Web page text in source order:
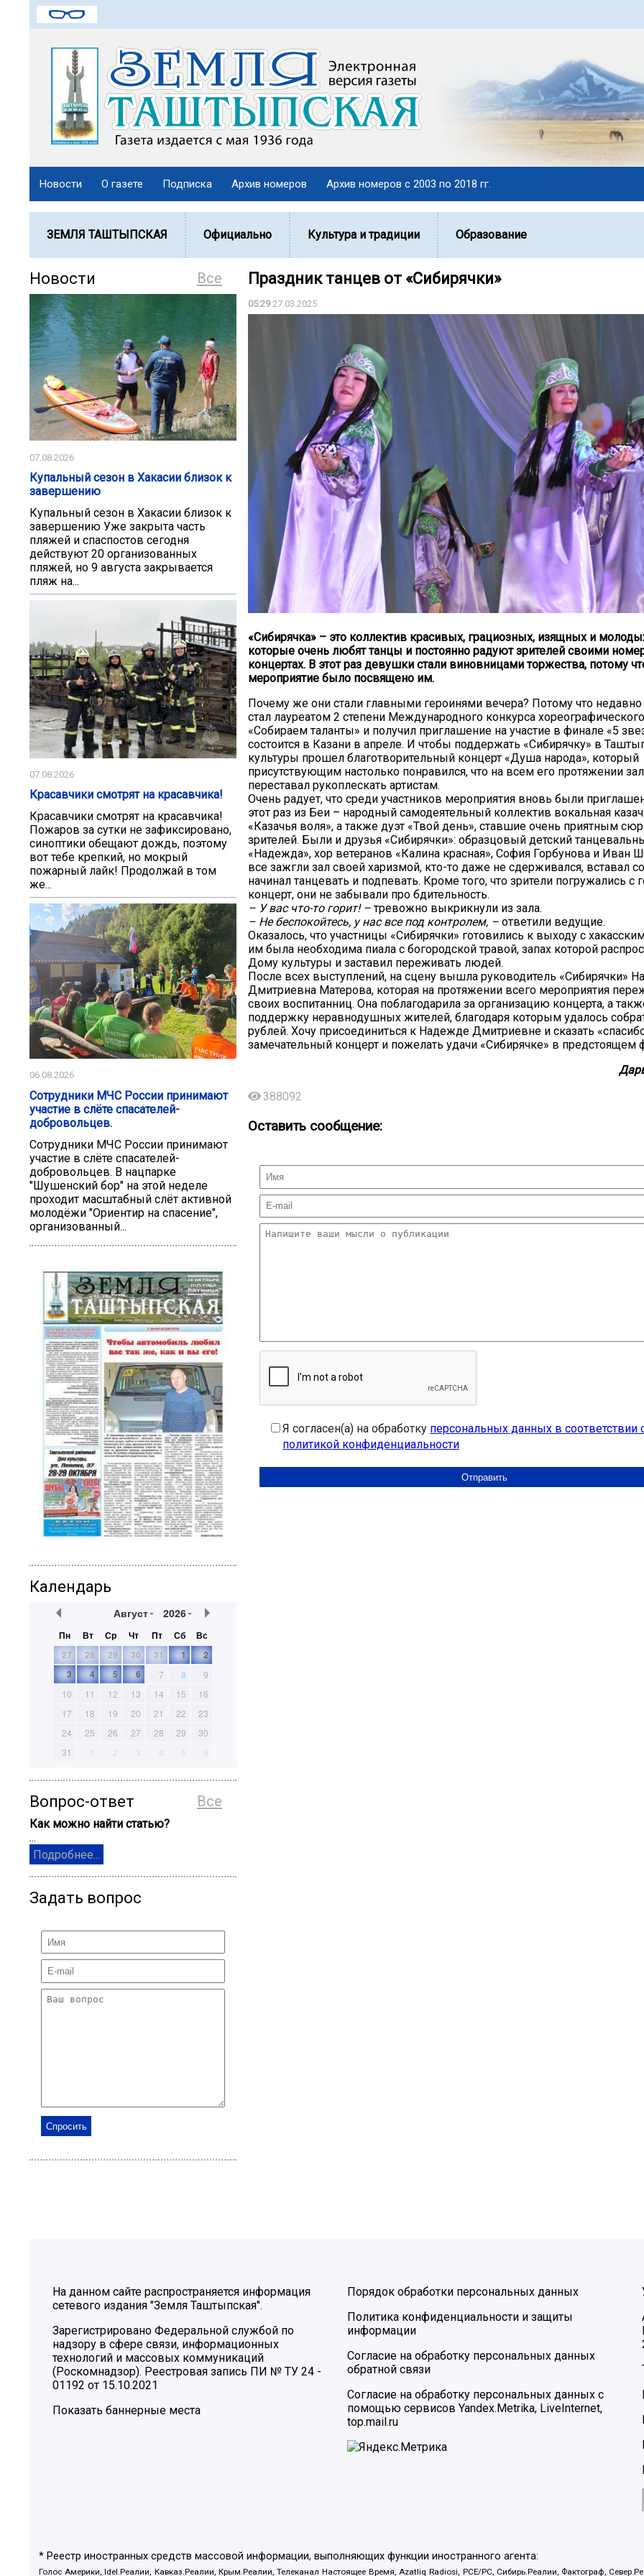
Новости О газете Подписка Архив номеров Архив номеров с 2003 по 2018 гг.
ЗЕМЛЯ ТАШТЫПСКАЯ Официально Культура и традиции Образование
Все
Новости
07.08.2026
Купальный сезон в Хакасии близок к
завершению
Купальный сезон в Хакасии близок к
завершению Уже закрыта часть
пляжей и спаспостов сегодня
действуют 20 организованных
пляжей, но 9 августа закрывается
пляж на...
07.08.2026
Красавчики смотрят на красавчика!
Красавчики смотрят на красавчика!
Пожаров за сутки не зафиксировано,
синоптики обещают дождь, поэтому
вот тебе крепкий, но мокрый
пожарный лайк! Продолжай в том
же...
06.08.2026
Сотрудники МЧС России принимают
участие в слёте спасателей-
добровольцев.
Сотрудники МЧС России принимают
участие в слёте спасателей-
добровольцев. В нацпарке
"Шушенский бор" на этой неделе
проходит масштабный слёт активной
молодёжи "Ориентир на спасение",
организованный...
Календарь
Август 2026
Пн Вт Ср Чт Пт Сб
Вс
27
28 29 30 31 1
2
3
4 5 6 7 8
9
10
11 12 13 14 15
16
17
18 19 20 21 22
23
24
25 26 27 28 29
30
31
1 2 3 4 5 6
Все
Вопрос-ответ
Как можно найти статью?
...
Подробнее...
Задать вопрос
Праздник танцев от «Сибирячки»
05:2927.03.2025
«Сибирячка» – это коллектив красивых, грациозных, изящных и
которые очень любят танцы и постоянно радуют зрителей своими
концертах. В этот раз девушки стали виновницами торжества, потому
мероприятие было посвящено им.
Почему же они стали главными героинями вечера? Потому что
стал лауреатом 2 степени Международного конкурса
«Собираем таланты» и получил приглашение на участие в финале «5
состоится в Казани в апреле. И чтобы поддержать «Сибирячку» в
культуры прошел благотворительный концерт «Душа народа», который
присутствующим настолько понравился, что на всем его протяжении
переставал рукоплескать артистам.
Очень радует, что среди участников мероприятия вновь были
этот раз из Беи – народный самодеятельный коллектив вокальная
«Казачья воля», а также дуэт «Твой день», ставшие очень приятным
зрителей. Были и друзья «Сибирячки»: образцовый детский
«Надежда», хор ветеранов «Калина красная», София Горбунова и Иван
все зажгли зал своей харизмой, кто-то даже не сдерживался, вставал
начинал танцевать и подпевать. Кроме того, что зрители погружались с
концерт, они не забывали про бдительность.
– У вас что-то горит! –тревожно выкрикнули из зала.
– Не беспокойтесь, у нас все под контролем, – ответили ведущие.
Оказалось, что участницы «Сибирячки» готовились к выходу с
им была необходима пиала с богородской травой, запах которой
Дому культуры и заставил переживать людей.
После всех выступлений, на сцену вышла руководитель «Сибирячки»
Дмитриевна Матерова, которая на протяжении всего мероприятия
своих воспитанниц. Она поблагодарила за организацию концерта, а
поддержку неравнодушных жителей, благодаря которым удалось
рублей. Хочу присоединиться к Надежде Дмитриевне и сказать
замечательный концерт и пожелать удачи «Сибирячке» в предстоящем
388092
Оставить сообщение:
Я согласен(а) на обработку персональных данных в соответствии
политикой конфиденциальности
На данном сайте распространяется информация
сетевого издания "Земля Таштыпская".
Зарегистрировано Федеральной службой по
надзору в сфере связи, информационных
технологий и массовых коммуникаций
(Роскомнадзор). Реестровая запись ПИ № ТУ 24 -
01192 от 15.10.2021
Показать баннерные места
Порядок обработки персональных данных
Политика конфиденциальности и защиты
информации
Согласие на обработку персональных данных
обратной связи
Согласие на обработку персональных данных с
помощью сервисов Yandex.Metrika, LiveInternet,
top.mail.ru
* Реестр иностранных средств массовой информации, выполняющих функции иностранного агента:
Голос Америки, Idel.Реалии, Кавказ.Реалии, Крым.Реалии, Телеканал Настоящее Время, Azatliq Radiosi, PCE/PC, Сибирь.Реалии, Фактограф,